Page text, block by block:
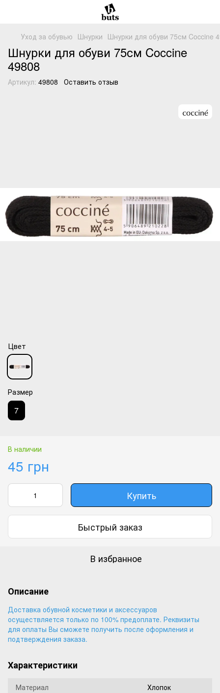
Уход за обувью Шнурки Шнурки для обуви 75см Coccine
Шнурки для обуви 75см Coccine
49808
Артикул: 49808 Оставить отзыв
Цвет
Размер
7
В наличии
45 грн
Купить
Быстрый заказ
В избранное
Описание
Доставка обувной косметики и аксессуаров
осуществляется только по 100% предоплате. Реквизиты
для оплаты Вы сможете получить после оформления и
подтверждения заказа.
Характеристики
Материал
Хлопок